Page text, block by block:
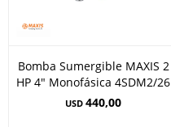
Bomba Sumergible MAXIS 2
HP 4" Monofásica 4SDM2/26
USD 440,00